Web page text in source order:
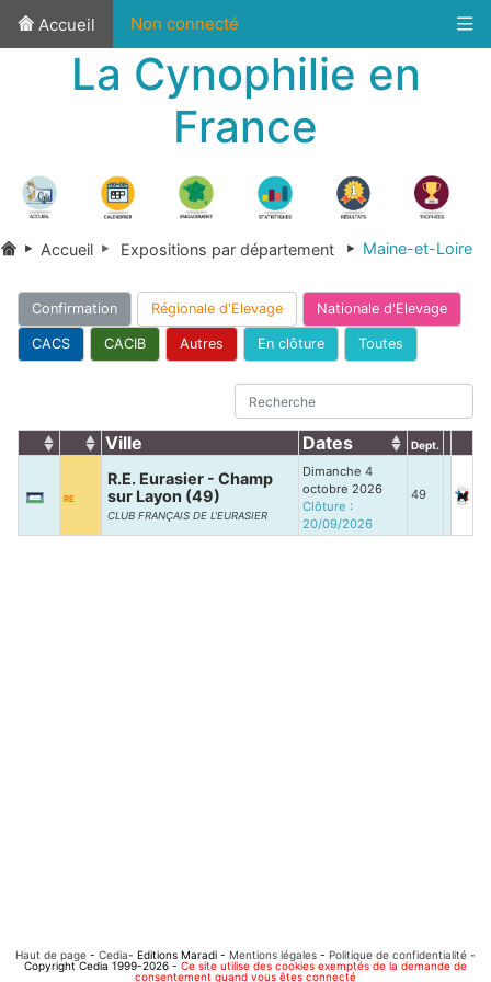
Accueil Non connecté
La Cynophilie en
France
Accueil Expositions par département Maine-et-Loire
Confirmation Régionale d'Elevage Nationale d'Elevage
CACS CACIB Autres En clôture Toutes
Ville Dates Dept.
RE
R.E. Eurasier - Champ
sur Layon (49)
CLUB FRANÇAIS DE L'EURASIER
Dimanche 4
octobre 2026
Clôture :
20/09/2026
49
Haut de page - Cedia- Editions Maradi - Mentions légales - Politique de confidentialité -
Copyright Cedia 1999-2026 - Ce site utilise des cookies exemptés de la demande de
consentement quand vous êtes connecté